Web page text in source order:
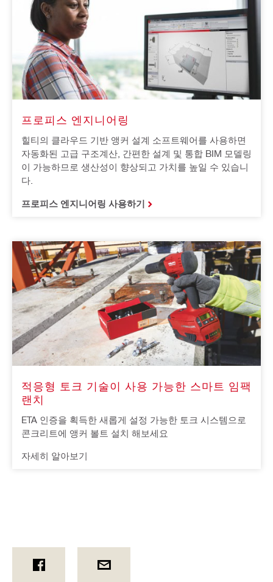
프로피스 엔지니어링
힐티의 클라우드 기반 앵커 설계 소프트웨어를 사용하면
자동화된 고급 구조계산, 간편한 설계 및 통합 BIM 모델링
이 가능하므로 생산성이 향상되고 가치를 높일 수 있습니
다.
프로피스 엔지니어링 사용하기
적응형 토크 기술이 사용 가능한 스마트 임팩
랜치
ETA 인증을 획득한 새롭게 설정 가능한 토크 시스템으로
콘크리트에 앵커 볼트 설치 해보세요
자세히 알아보기